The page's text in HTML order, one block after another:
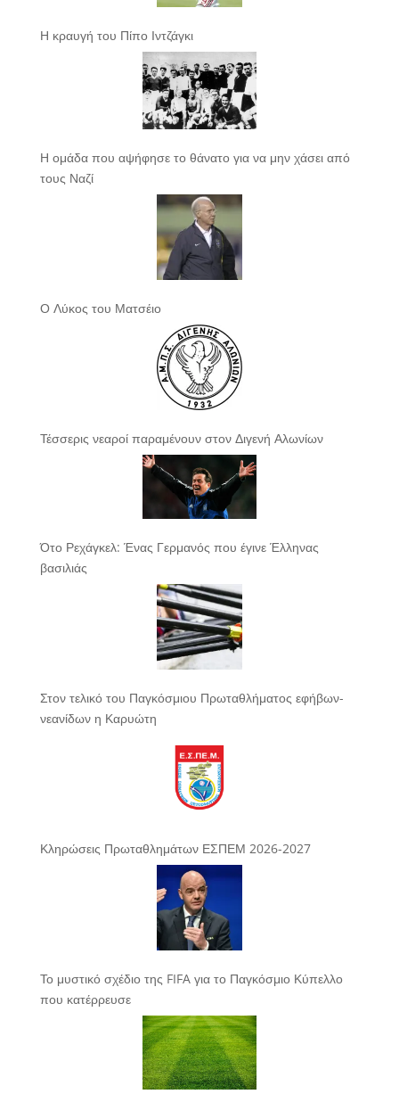
Η κραυγή του Πίπο Ιντζάγκι
Η ομάδα που αψήφησε το θάνατο για να μην χάσει από
τους Ναζί
Ο Λύκος του Ματσέιο
Τέσσερις νεαροί παραμένουν στον Διγενή Αλωνίων
Ότο Ρεχάγκελ: Ένας Γερμανός που έγινε Έλληνας
βασιλιάς
Στον τελικό του Παγκόσμιου Πρωταθλήματος εφήβων-
νεανίδων η Καρυώτη
Κληρώσεις Πρωταθλημάτων ΕΣΠΕΜ 2026-2027
Το μυστικό σχέδιο της FIFA για το Παγκόσμιο Κύπελλο
που κατέρρευσε